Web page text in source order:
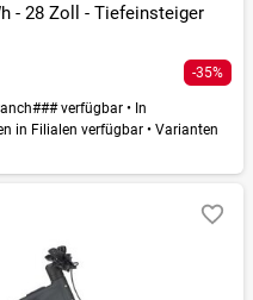
- 28 Zoll - Tiefeinsteiger
-35%
verfügbar • In
in Filialen verfügbar • Varianten